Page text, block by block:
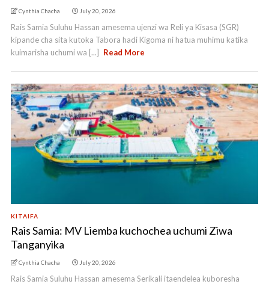
Cynthia Chacha July 20, 2026
Rais Samia Suluhu Hassan amesema ujenzi wa Reli ya Kisasa (SGR)
kipande cha sita kutoka Tabora hadi Kigoma ni hatua muhimu katika
kuimarisha uchumi wa [...]
Read More
KITAIFA
Rais Samia: MV Liemba kuchochea uchumi Ziwa
Tanganyika
Cynthia Chacha July 20, 2026
Rais Samia Suluhu Hassan amesema Serikali itaendelea kuboresha